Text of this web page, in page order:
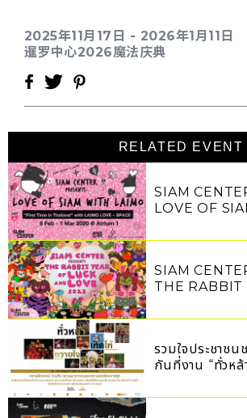
2025年11月17日 - 2026年1月11日
暹罗中心2026魔法庆典
RELATED EVENT
SIAM
LOVE OF
LOVE-SPACE
SIAM
THE RABBIT
รวมใจประชาชน
กันที่งาน “ทั่วหล้